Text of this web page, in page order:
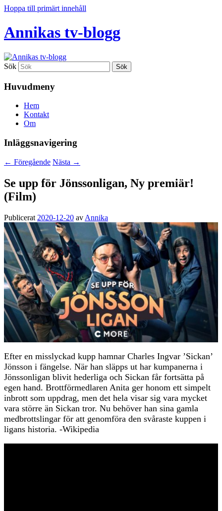
Hoppa till primärt innehåll
Annikas tv-blogg
Sök
Huvudmeny
Hem
Kontakt
Om
Inläggsnavigering
← Föregående Nästa →
Se upp för Jönssonligan, Ny premiär!
(Film)
Publicerat 2020-12-20 av Annika
Efter en misslyckad kupp hamnar Charles Ingvar ’Sickan’
Jönsson i fängelse. När han släpps ut har kumpanerna i
Jönssonligan blivit hederliga och Sickan får fortsätta på
egen hand. Brottförmedlaren Anita ger honom ett simpelt
inbrott som uppdrag, men det hela visar sig vara mycket
vara större än Sickan tror. Nu behöver han sina gamla
medbrottslingar för att genomföra den svåraste kuppen i
ligans historia. -Wikipedia